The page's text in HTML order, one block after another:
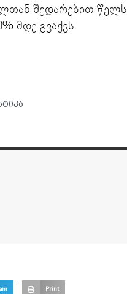
შედარებით წელს
მდე გვაქვს
Print